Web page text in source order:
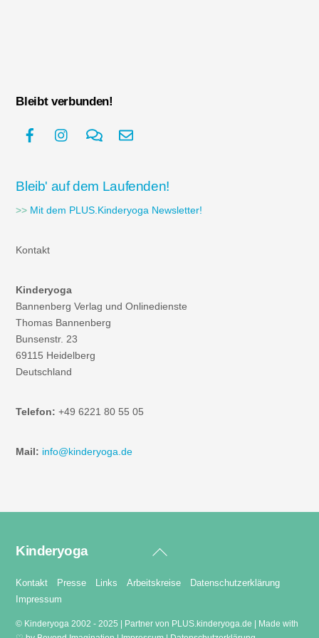
Bleibt verbunden!
Bleib' auf dem Laufenden!
>> Mit dem PLUS.Kinderyoga Newsletter!
Kontakt
Kinderyoga
Bannenberg Verlag und Onlinedienste
Thomas Bannenberg
Bunsenstr. 23
69115 Heidelberg
Deutschland
Telefon: +49 6221 80 55 05
Mail: info@kinderyoga.de
Back
Top
Kinderyoga
Kontakt Presse Links Arbeitskreise
Datenschutzerklärung
Impressum
© Kinderyoga 2002 - 2025 | Partner von PLUS.kinderyoga.de | Made with